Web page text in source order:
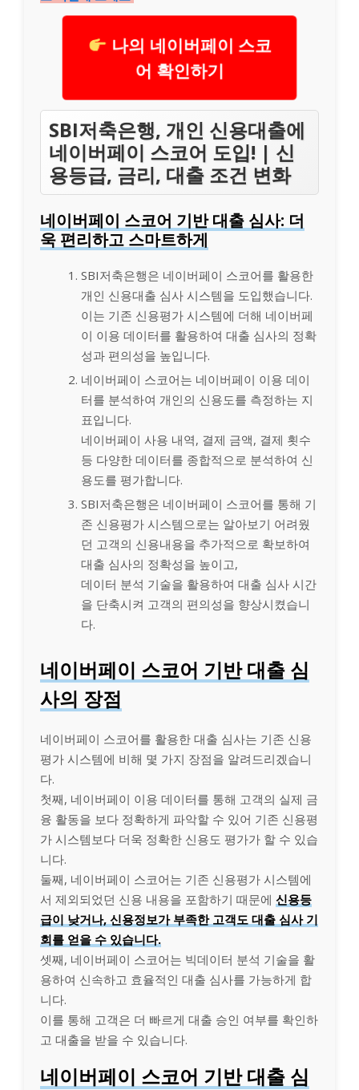
나의 네이버페이 스코
어 확인하기
SBI저축은행, 개인 신용대출에
네이버페이 스코어 도입! | 신
용등급, 금리, 대출 조건 변화
네이버페이 스코어 기반 대출 심사: 더
욱 편리하고 스마트하게
SBI저축은행은 네이버페이 스코어를 활용한
개인 신용대출 심사 시스템을 도입했습니다.
이는 기존 신용평가 시스템에 더해 네이버페
이 이용 데이터를 활용하여 대출 심사의 정확
성과 편의성을 높입니다.
네이버페이 스코어는 네이버페이 이용 데이
터를 분석하여 개인의 신용도를 측정하는 지
표입니다.
네이버페이 사용 내역, 결제 금액, 결제 횟수
등 다양한 데이터를 종합적으로 분석하여 신
용도를 평가합니다.
SBI저축은행은 네이버페이 스코어를 통해 기
존 신용평가 시스템으로는 알아보기 어려웠
던 고객의 신용내용을 추가적으로 확보하여
대출 심사의 정확성을 높이고,
데이터 분석 기술을 활용하여 대출 심사 시간
을 단축시켜 고객의 편의성을 향상시켰습니
다.
네이버페이 스코어 기반 대출 심
사의 장점
네이버페이 스코어를 활용한 대출 심사는 기존 신용
평가 시스템에 비해 몇 가지 장점을 알려드리겠습니
다.
첫째, 네이버페이 이용 데이터를 통해 고객의 실제 금
융 활동을 보다 정확하게 파악할 수 있어 기존 신용평
가 시스템보다 더욱 정확한 신용도 평가가 할 수 있습
니다.
둘째, 네이버페이 스코어는 기존 신용평가 시스템에
서 제외되었던 신용 내용을 포함하기 때문에 신용등
급이 낮거나, 신용정보가 부족한 고객도 대출 심사 기
회를 얻을 수 있습니다.
셋째, 네이버페이 스코어는 빅데이터 분석 기술을 활
용하여 신속하고 효율적인 대출 심사를 가능하게 합
니다.
이를 통해 고객은 더 빠르게 대출 승인 여부를 확인하
고 대출을 받을 수 있습니다.
네이버페이 스코어 기반 대출 심